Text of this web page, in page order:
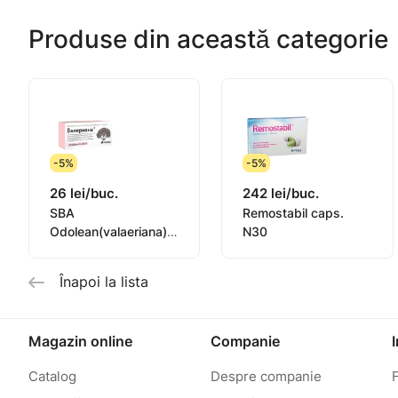
Produse din această categorie
-5%
26 lei/buc.
SBA
Odolean(valaeriana)P
-5%
242 lei/buc.
Remostabil caps.
N30
Înapoi la lista
Magazin online
Catalog
Companie
Despre companie